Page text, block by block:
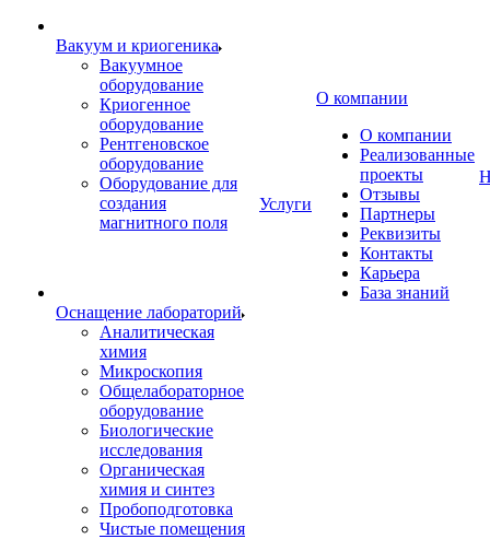
Вакуум и криогеника
Вакуумное
оборудование
Криогенное
оборудование
Рентгеновское
оборудование
Оборудование для
создания
магнитного поля
Оснащение лабораторий
Аналитическая
химия
Микроскопия
Общелабораторное
оборудование
Биологические
исследования
Органическая
химия и синтез
Пробоподготовка
Чистые помещения
Услуги
О компании
О компании
Реализованные
проекты
Отзывы
Партнеры
Реквизиты
Контакты
Карьера
База знаний